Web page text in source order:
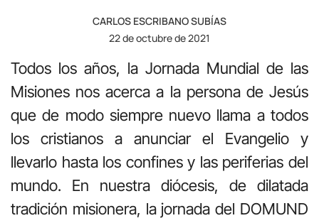
CARLOS ESCRIBANO SUBÍAS
22 de octubre de 2021
Todos los años, la Jornada Mundial de las
Misiones nos acerca a la persona de Jesús
que de modo siempre nuevo llama a todos
los cristianos a anunciar el Evangelio y
llevarlo hasta los confines y las periferias del
mundo. En nuestra diócesis, de dilatada
tradición misionera, la jornada del DOMUND